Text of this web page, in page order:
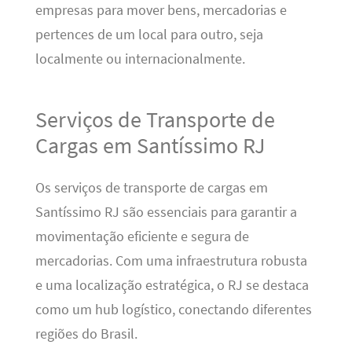
empresas para mover bens, mercadorias e
pertences de um local para outro, seja
localmente ou internacionalmente.
Serviços de Transporte de
Cargas em Santíssimo RJ
Os serviços de transporte de cargas em
Santíssimo RJ são essenciais para garantir a
movimentação eficiente e segura de
mercadorias. Com uma infraestrutura robusta
e uma localização estratégica, o RJ se destaca
como um hub logístico, conectando diferentes
regiões do Brasil.